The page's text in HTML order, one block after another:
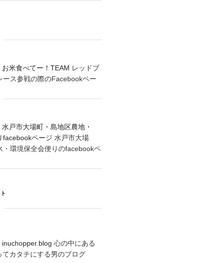
お米食べてー！TEAM レッドブ
ース参戦の際のFacebookペー
水戸市大場町・島地区農地・
facebookページ 水戸市大場
・環境保全会便りのfacebookペ
inuchopper.blog 心の中にある
てカタチにする男のブログ